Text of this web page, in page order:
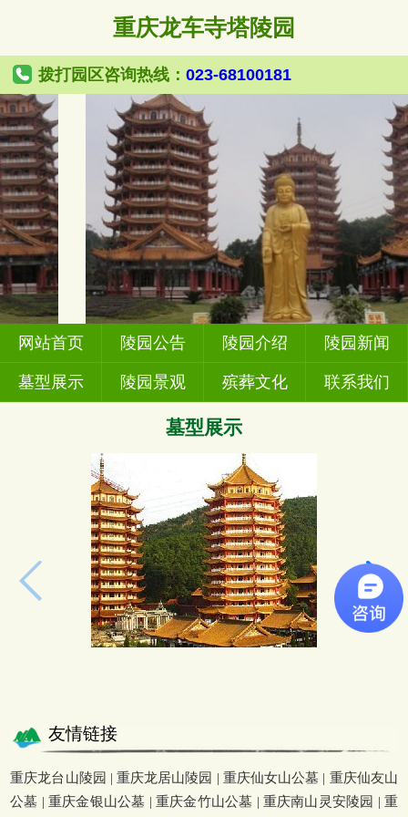
重庆龙车寺塔陵园
拨打园区咨询热线： 023-68100181
网站首页 陵园公告 陵园介绍 陵园新闻
墓型展示 陵园景观 殡葬文化 联系我们
墓型展示
友情链接
重庆龙台山陵园 | 重庆龙居山陵园 | 重庆仙女山公墓 | 重庆仙友山
公墓 |重庆金银山公墓 | 重庆金竹山公墓 | 重庆南山灵安陵园 | 重